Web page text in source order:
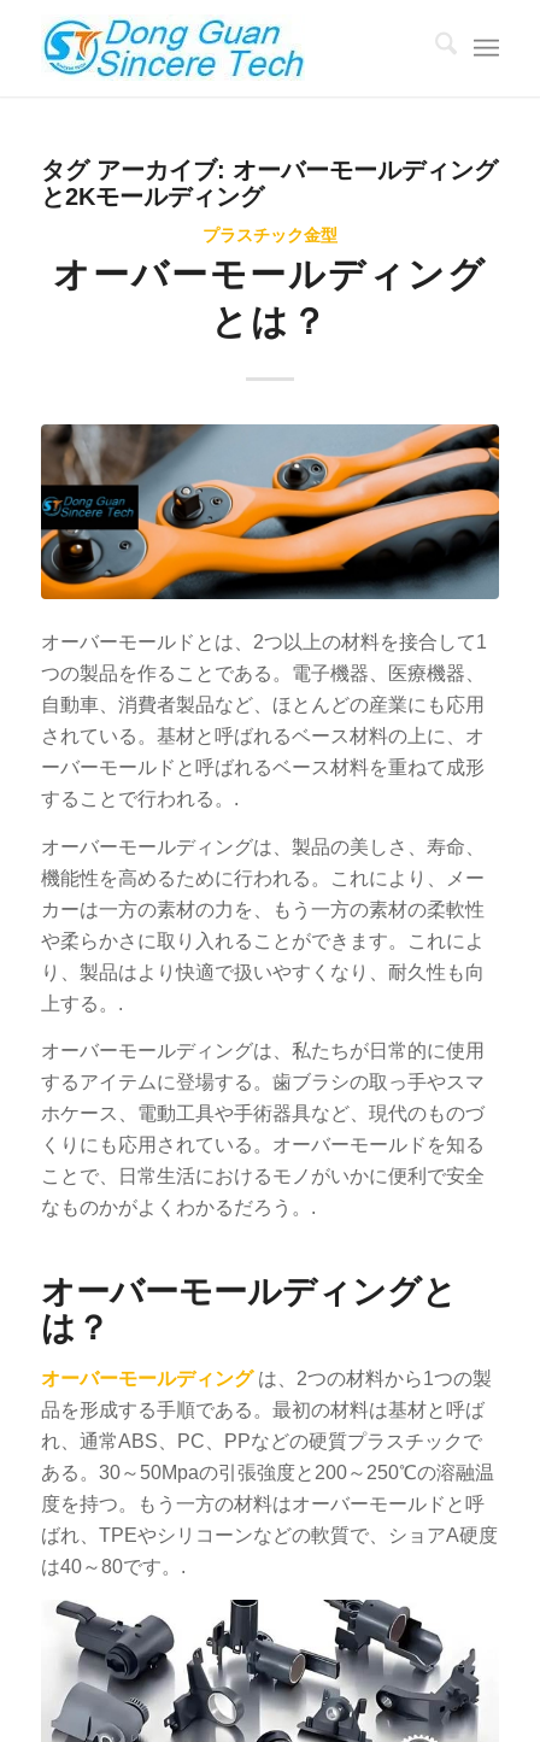
タグ アーカイブ: オーバーモールディング
と2Kモールディング
プラスチック金型
オーバーモールディング
とは？
オーバーモールドとは、2つ以上の材料を接合して1
つの製品を作ることである。電子機器、医療機器、
自動車、消費者製品など、ほとんどの産業にも応用
されている。基材と呼ばれるベース材料の上に、オ
ーバーモールドと呼ばれるベース材料を重ねて成形
することで行われる。.
オーバーモールディングは、製品の美しさ、寿命、
機能性を高めるために行われる。これにより、メー
カーは一方の素材の力を、もう一方の素材の柔軟性
や柔らかさに取り入れることができます。これによ
り、製品はより快適で扱いやすくなり、耐久性も向
上する。.
オーバーモールディングは、私たちが日常的に使用
するアイテムに登場する。歯ブラシの取っ手やスマ
ホケース、電動工具や手術器具など、現代のものづ
くりにも応用されている。オーバーモールドを知る
ことで、日常生活におけるモノがいかに便利で安全
なものかがよくわかるだろう。.
オーバーモールディングと
は？
オーバーモールディング は、2つの材料から1つの製
品を形成する手順である。最初の材料は基材と呼ば
れ、通常ABS、PC、PPなどの硬質プラスチックで
ある。30～50Mpaの引張強度と200～250℃の溶融温
度を持つ。もう一方の材料はオーバーモールドと呼
ばれ、TPEやシリコーンなどの軟質で、ショアA硬度
は40～80です。.